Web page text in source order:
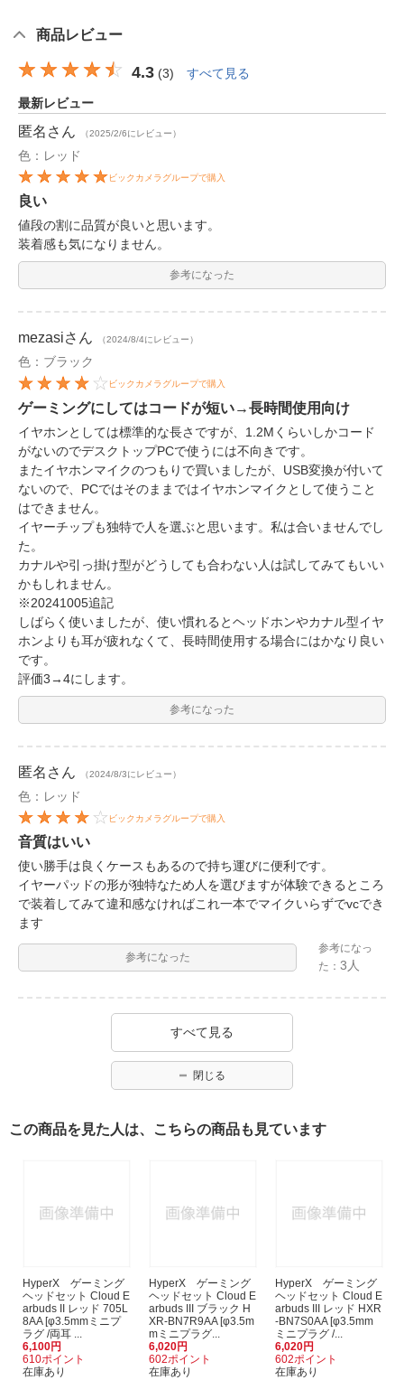
商品レビュー
4.3 (3) すべて見る
最新レビュー
匿名 さん （2025/2/6にレビュー）
色：レッド
ビックカメラグループで購入
良い
値段の割に品質が良いと思います。
装着感も気になりません。
参考になった
mezasiさん （2024/8/4にレビュー）
色：ブラック
ビックカメラグループで購入
ゲーミングにしてはコードが短い→長時間使用向け
イヤホンとしては標準的な長さですが、1.2Mくらいしかコード
がないのでデスクトップPCで使うには不向きです。
またイヤホンマイクのつもりで買いましたが、USB変換が付いて
ないので、PCではそのままではイヤホンマイクとして使うこと
はできません。
イヤーチップも独特で人を選ぶと思います。私は合いませんでし
た。
カナルや引っ掛け型がどうしても合わない人は試してみてもいい
かもしれません。
※20241005追記
しばらく使いましたが、使い慣れるとヘッドホンやカナル型イヤ
ホンよりも耳が疲れなくて、長時間使用する場合にはかなり良い
です。
評価3→4にします。
参考になった
匿名 さん （2024/8/3にレビュー）
色：レッド
ビックカメラグループで購入
音質はいい
使い勝手は良くケースもあるので持ち運びに便利です。
イヤーパッドの形が独特なため人を選びますが体験できるところ
で装着してみて違和感なければこれ一本でマイクいらずでvcでき
ます
参考になった
参考になっ
た：3人
すべて見る
閉じる
この商品を見た人は、こちらの商品も見ています
HyperX ゲーミング
ヘッドセット Cloud E
arbuds II レッド 705L
8AA [φ3.5mmミニプ
ラグ /両耳 ...
6,100円
610ポイント
在庫あり
HyperX ゲーミング
ヘッドセット Cloud E
arbuds III ブラック H
XR-BN7R9AA [φ3.5m
mミニプラグ...
6,020円
602ポイント
在庫あり
HyperX ゲーミング
ヘッドセット Cloud E
arbuds III レッド HXR
-BN7S0AA [φ3.5mm
ミニプラグ /...
6,020円
602ポイント
在庫あり